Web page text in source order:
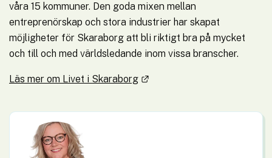
våra 15 kommuner. Den goda mixen mellan
entreprenörskap och stora industrier har skapat
möjligheter för Skaraborg att bli riktigt bra på mycket
och till och med världsledande inom vissa branscher.
Läs mer om Livet i Skaraborg